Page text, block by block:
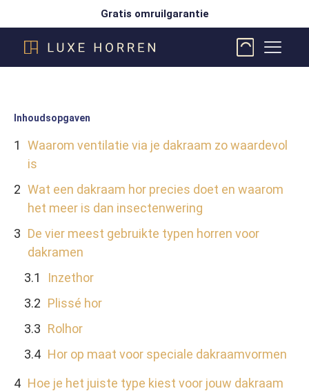
Gratis omruilgarantie
Inhoudsopgaven
Waarom ventilatie via je dakraam zo waardevol
is
Wat een dakraam hor precies doet en waarom
het meer is dan insectenwering
De vier meest gebruikte typen horren voor
dakramen
Inzethor
Plissé hor
Rolhor
Hor op maat voor speciale dakraamvormen
Hoe je het juiste type kiest voor jouw dakraam